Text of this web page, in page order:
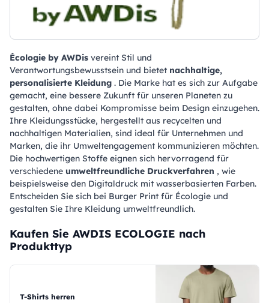
Écologie by AWDis vereint Stil und
Verantwortungsbewusstsein und bietet nachhaltige,
personalisierte Kleidung . Die Marke hat es sich zur Aufgabe
gemacht, eine bessere Zukunft für unseren Planeten zu
gestalten, ohne dabei Kompromisse beim Design einzugehen.
Ihre Kleidungsstücke, hergestellt aus recycelten und
nachhaltigen Materialien, sind ideal für Unternehmen und
Marken, die ihr Umweltengagement kommunizieren möchten.
Die hochwertigen Stoffe eignen sich hervorragend für
verschiedene umweltfreundliche Druckverfahren , wie
beispielsweise den Digitaldruck mit wasserbasierten Farben.
Entscheiden Sie sich bei Burger Print für Écologie und
gestalten Sie Ihre Kleidung umweltfreundlich.
Kaufen Sie AWDIS ECOLOGIE nach
Produkttyp
T-Shirts herren